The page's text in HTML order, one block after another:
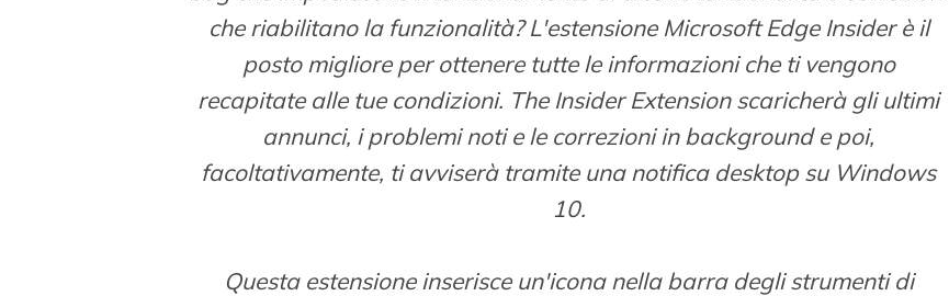
che riabilitano la funzionalità? L'estensione Microsoft Edge Insider è il
posto migliore per ottenere tutte le informazioni che ti vengono
recapitate alle tue condizioni. The Insider Extension scaricherà gli ultimi
annunci, i problemi noti e le correzioni in background e poi,
facoltativamente, ti avviserà tramite una notifica desktop su Windows
10.
Questa estensione inserisce un'icona nella barra degli strumenti di